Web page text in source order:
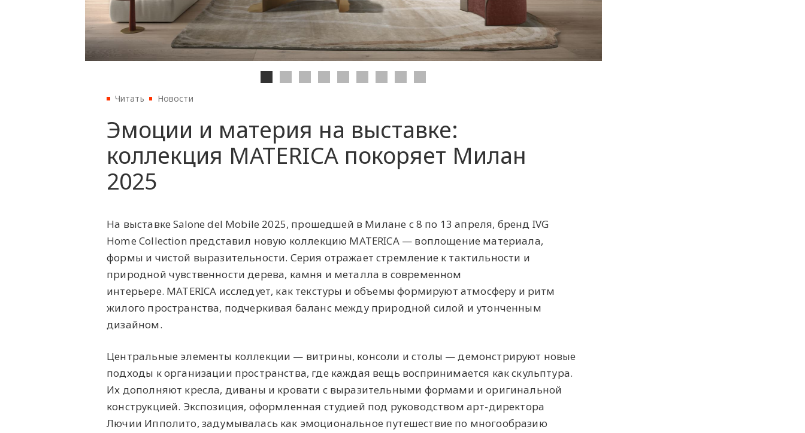
Читать Новости
Эмоции и материя на выставке:
коллекция MATERICA покоряет Милан
2025
На выставке Salone del Mobile 2025, прошедшей в Милане с 8 по 13 апреля, бренд IVG
Home Collection представил новую коллекцию MATERICA — воплощение материала,
формы и чистой выразительности. Серия отражает стремление к тактильности и
природной чувственности дерева, камня и металла в современном
интерьере. MATERICA исследует, как текстуры и объемы формируют атмосферу и ритм
жилого пространства, подчеркивая баланс между природной силой и утонченным
дизайном.
Центральные элементы коллекции — витрины, консоли и столы — демонстрируют новые
подходы к организации пространства, где каждая вещь воспринимается как скульптура.
Их дополняют кресла, диваны и кровати с выразительными формами и оригинальной
конструкцией. Экспозиция, оформленная студией под руководством арт-директора
Лючии Ипполито, задумывалась как эмоциональное путешествие по многообразию